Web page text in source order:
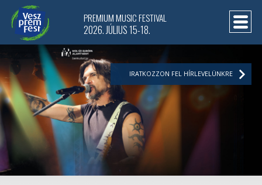
PREMIUM MUSIC FESTIVAL
2026. JÚLIUS 15-18.
IRATKOZZON FEL HÍRLEVELÜNKRE